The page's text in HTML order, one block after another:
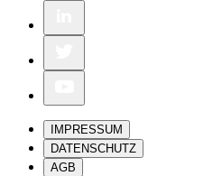
IMPRESSUM
DATENSCHUTZ
AGB